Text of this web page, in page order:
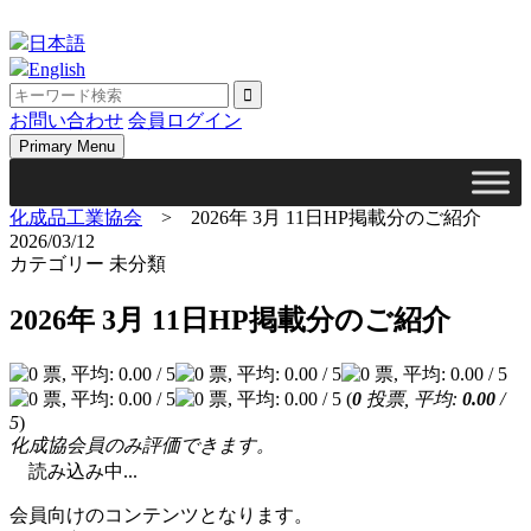
to
content
日本語
English
お問い合わせ 会員ログイン
Primary Menu
化成品工業協会 > 2026年 3月 11日HP掲載分のご紹介
2026/03/12
カテゴリー 未分類
2026年 3月 11日HP掲載分のご紹介
(0 投票, 平均: 0.00 /
5)
化成協会員のみ評価できます。
読み込み中...
会員向けのコンテンツとなります。